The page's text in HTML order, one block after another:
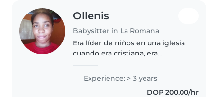
Ollenis
Babysitter in La Romana
Era líder de niños en una iglesia
cuando era cristiana, era
o danzar o para leer la palabra o
para cantar.
Experience: > 3 years
DOP 200.00/hr